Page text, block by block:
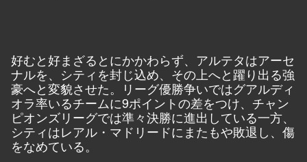
好むと好まざるとにかかわらず、アルテタはアーセ
ナルを、シティを封じ込め、その上へと躍り出る強
豪へと変貌させた。リーグ優勝争いではグアルディ
オラ率いるチームに9ポイントの差をつけ、チャン
ピオンズリーグでは準々決勝に進出している一方、
シティはレアル・マドリードにまたもや敗退し、傷
をなめている。